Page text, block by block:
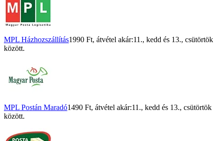
MPL Házhozszállítás1990 Ft, átvétel akár:11., kedd és 13., csütörtök
között.
MPL Postán Maradó1490 Ft, átvétel akár:11., kedd és 13., csütörtök
között.